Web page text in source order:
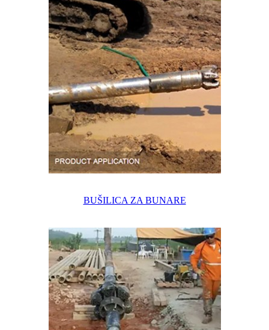
BUŠILICA ZA BUNARE